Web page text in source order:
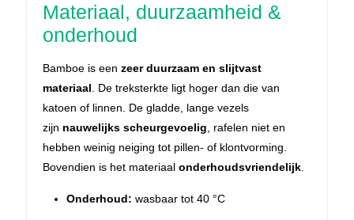
Materiaal, duurzaamheid &
onderhoud
Bamboe is een zeer duurzaam en slijtvast
materiaal . De treksterkte ligt hoger dan die van
katoen of linnen. De gladde, lange vezels
zijn nauwelijks scheurgevoelig , rafelen niet en
hebben weinig neiging tot pillen- of klontvorming.
Bovendien is het materiaal onderhoudsvriendelijk
Onderhoud: wasbaar tot 40 °C